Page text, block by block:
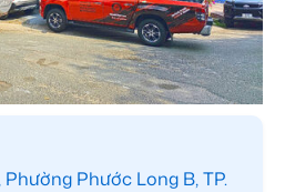
Phước Long B, TP.